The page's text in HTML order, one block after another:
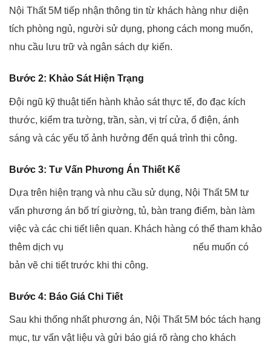
Nội Thất 5M tiếp nhận thông tin từ khách hàng như diện
tích phòng ngủ, người sử dụng, phong cách mong muốn,
nhu cầu lưu trữ và ngân sách dự kiến.
Bước 2: Khảo Sát Hiện Trạng
Đội ngũ kỹ thuật tiến hành khảo sát thực tế, đo đạc kích
thước, kiểm tra tường, trần, sàn, vị trí cửa, ổ điện, ánh
sáng và các yếu tố ảnh hưởng đến quá trình thi công.
Bước 3: Tư Vấn Phương Án Thiết Kế
Dựa trên hiện trạng và nhu cầu sử dụng, Nội Thất 5M tư
vấn phương án bố trí giường, tủ, bàn trang điểm, bàn làm
việc và các chi tiết liên quan. Khách hàng có thể tham khảo
thêm dịch vụ
nếu muốn có
bản vẽ chi tiết trước khi thi công.
Bước 4: Báo Giá Chi Tiết
Sau khi thống nhất phương án, Nội Thất 5M bóc tách hạng
mục, tư vấn vật liệu và gửi báo giá rõ ràng cho khách